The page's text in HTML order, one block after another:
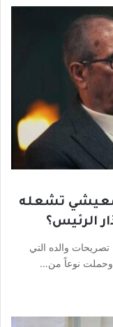
تشعله
الرئيس؟
والده التي
وحملت نوعاً من…